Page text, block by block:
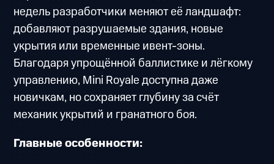
недель разработчики меняют её ландшафт:
добавляют разрушаемые здания, новые
укрытия или временные ивент-зоны.
Благодаря упрощённой баллистике и лёгкому
управлению, Mini Royale доступна даже
новичкам, но сохраняет глубину за счёт
механик укрытий и гранатного боя.
Главные особенности: